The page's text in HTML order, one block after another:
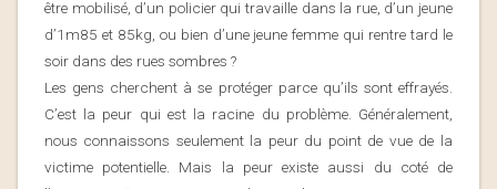
être mobilisé, d’un policier qui travaille dans la rue, d’un jeune
d’1m85 et 85kg, ou bien d’une jeune femme qui rentre tard le
soir dans des rues sombres ?
Les gens cherchent à se protéger parce qu’ils sont effrayés.
C’est la peur qui est la racine du problème. Généralement,
nous connaissons seulement la peur du point de vue de la
victime potentielle. Mais la peur existe aussi du coté de